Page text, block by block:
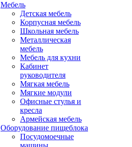
Мебель
Детская мебель
Корпусная мебель
Школьная мебель
Металлическая
мебель
Мебель для кухни
Кабинет
руководителя
Мягкая мебель
Мягкие модули
Офисные стулья и
кресла
Армейская мебель
Оборудование пищеблока
Посудомоечные
машины